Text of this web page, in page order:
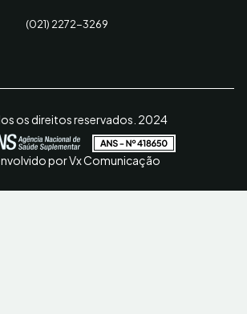
(021) 2272-3269
os direitos reservados. 2024
por Vx Comunicação